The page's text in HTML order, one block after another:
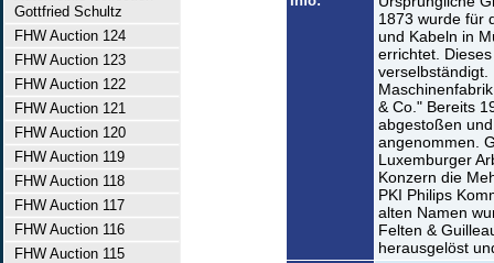
Gottfried Schultz
FHW Auction 124
FHW Auction 123
FHW Auction 122
FHW Auction 121
FHW Auction 120
FHW Auction 119
FHW Auction 118
FHW Auction 117
FHW Auction 116
FHW Auction 115
1873 wurde für
und Kabeln in
errichtet.
verselbständigt.
& Co." Bereits
abgestoßen
angenommen.
Luxemburger
Konzern die
PKI Philips
alten Namen
Felten &
herausgelöst